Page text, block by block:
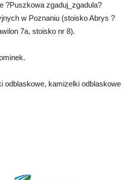
?Puszkowa zgaduj_zgadula?
w Poznaniu (stoisko Abrys ?
7a, stoisko nr 8).
odblaskowe, kamizelki odblaskowe